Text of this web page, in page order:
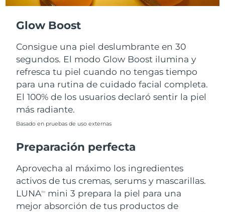
Glow Boost
Consigue una piel deslumbrante en 30
segundos. El modo Glow Boost ilumina y
refresca tu piel cuando no tengas tiempo
para una rutina de cuidado facial completa.
El 100% de los usuarios declaró sentir la piel
más radiante.
Basado en pruebas de uso externas
Preparación perfecta
Aprovecha al máximo los ingredientes
activos de tus cremas, serums y mascarillas.
LUNATM
mini 3 prepara la piel para una
mejor absorción de tus productos de
Turquía Entrega prevista8/9/26
Emiratos Árabes
Reino Unido Entrega prevista8/8/26
Estados Unidos Entrega prevista8/9/26
Uzbekistán